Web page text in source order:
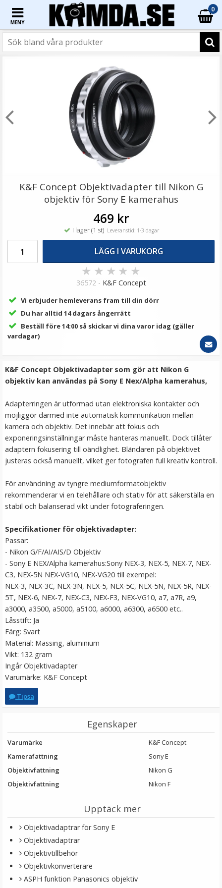
MENY
0
K&F Concept Objektivadapter till Nikon G
objektiv för Sony E kamerahus
469 kr
I lager (1 st) Leveranstid: 1-3 dagar
LÄGG I VARUKORG
★ ★ ★ ★ ★
36572 - K&F Concept
Vi erbjuder hemleverans fram till din dörr
Du har alltid 14 dagars ångerrätt
Beställ före 14:00 så skickar vi dina varor idag (gäller
vardagar)
K&F Concept Objektivadapter som gör att Nikon G
objektiv kan användas på Sony E Nex/Alpha kamerahus,
Adapterringen är utformad utan elektroniska kontakter och
möjliggör därmed inte automatisk kommunikation mellan
kamera och objektiv. Det innebär att fokus och
exponeringsinställningar måste hanteras manuellt. Dock tillåter
adaptern fokusering till oändlighet. Bländaren på objektivet
justeras också manuellt, vilket ger fotografen full kreativ kontroll.
För användning av tyngre mediumformatobjektiv
rekommenderar vi en telehållare och stativ för att säkerställa en
stabil och balanserad vikt under fotograferingen.
Specifikationer för objektivadapter:
Passar:
- Nikon G/F/AI/AIS/D Objektiv
- Sony E NEX/Alpha kamerahus:Sony NEX-3, NEX-5, NEX-7, NEX-
C3, NEX-5N NEX-VG10, NEX-VG20 till exempel:
NEX-3, NEX-3C, NEX-3N, NEX-5, NEX-5C, NEX-5N, NEX-5R, NEX-
5T, NEX-6, NEX-7, NEX-C3, NEX-F3, NEX-VG10, a7, a7R, a9,
a3000, a3500, a5000, a5100, a6000, a6300, a6500 etc..
Låsstift: Ja
Färg: Svart
Material: Mässing, aluminium
Vikt: 132 gram
Ingår Objektivadapter
Varumärke: K&F Concept
Tipsa
Egenskaper
Varumärke
K&F Concept
Kamerafattning
Sony E
Objektivfattning
Nikon G
Objektivfattning
Nikon F
Upptäck mer
Objektivadaptrar för Sony E
Objektivadaptrar
Objektivtillbehör
Objektivkonverterare
ASPH funktion Panasonics objektiv